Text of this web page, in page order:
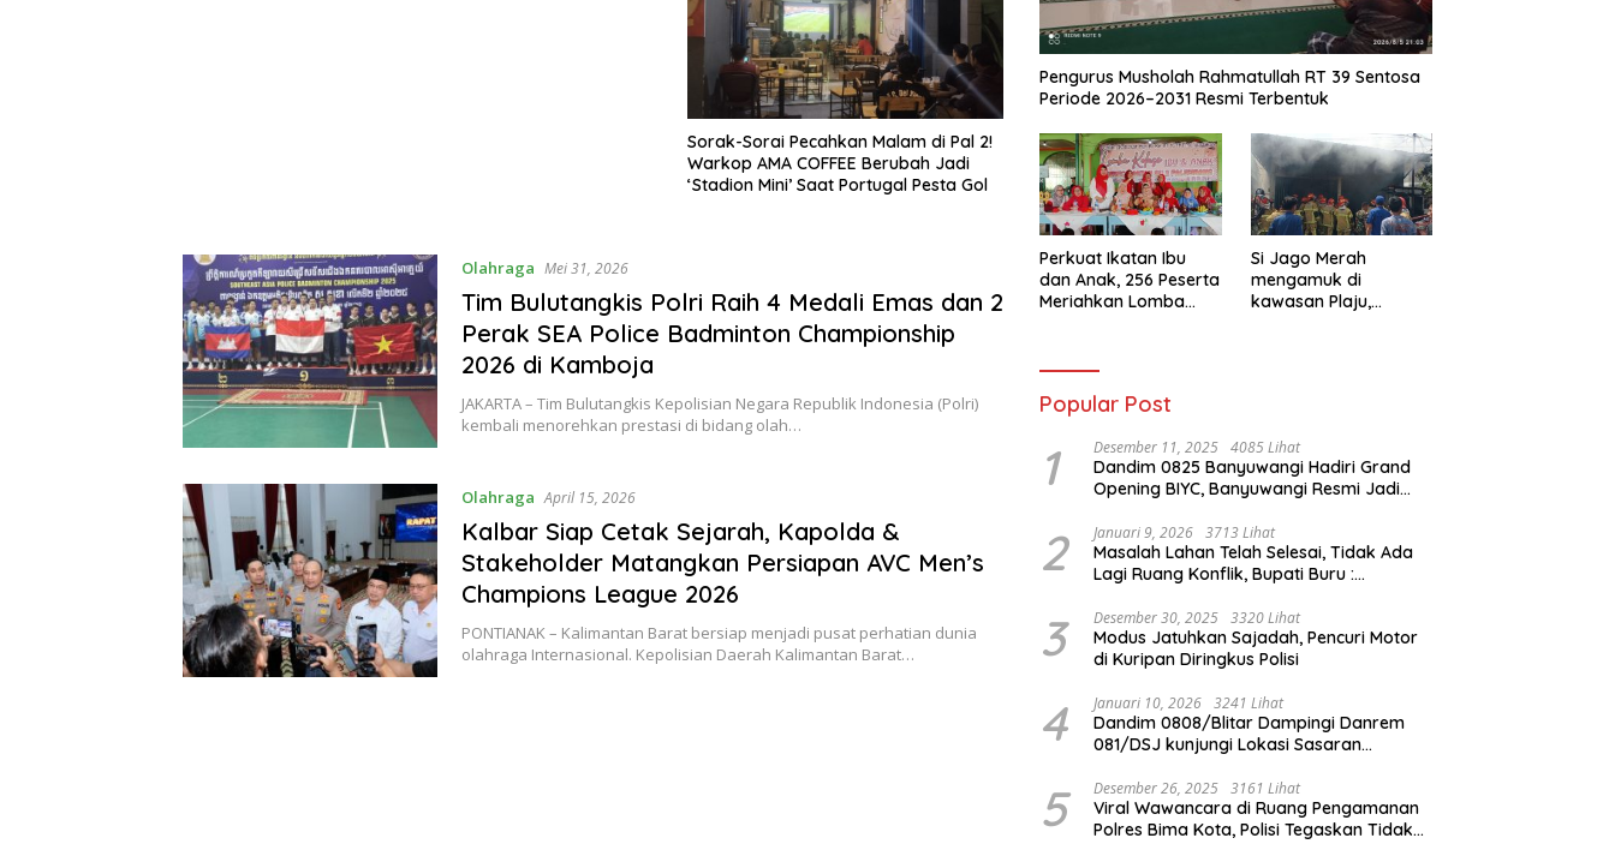
Sorak-Sorai Pecahkan Malam di Pal 2!
Warkop AMA COFFEE Berubah Jadi
‘Stadion Mini’ Saat Portugal Pesta Gol
Olahraga Mei 31, 2026
Tim Bulutangkis Polri Raih 4 Medali Emas dan 2
Perak SEA Police Badminton Championship
2026 di Kamboja
JAKARTA – Tim Bulutangkis Kepolisian Negara Republik Indonesia (Polri)
kembali menorehkan prestasi di bidang olah…
Olahraga April 15, 2026
Kalbar Siap Cetak Sejarah, Kapolda &
Stakeholder Matangkan Persiapan AVC Men’s
Champions League 2026
PONTIANAK – Kalimantan Barat bersiap menjadi pusat perhatian dunia
olahraga Internasional. Kepolisian Daerah Kalimantan Barat…
Pengurus Musholah Rahmatullah RT 39 Sentosa
Periode 2026–2031 Resmi Terbentuk
Perkuat Ikatan Ibu
dan Anak, 256 Peserta
Meriahkan Lomba
Si Jago Merah
mengamuk di
kawasan Plaju,
Popular Post
1 Desember 11, 2025 4085 Lihat
Dandim 0825 Banyuwangi Hadiri Grand
Opening BIYC, Banyuwangi Resmi Jadi
2 Januari 9, 2026 3713 Lihat
Masalah Lahan Telah Selesai, Tidak Ada
Lagi Ruang Konflik, Bupati Buru :
Januari 2026
3 Desember 30, 2025 3320 Lihat
Modus Jatuhkan Sajadah, Pencuri Motor
di Kuripan Diringkus Polisi
4 Januari 10, 2026 3241 Lihat
Dandim 0808/Blitar Dampingi Danrem
081/DSJ kunjungi Lokasi Sasaran
Blitar
5 Desember 26, 2025 3161 Lihat
Viral Wawancara di Ruang Pengamanan
Polres Bima Kota, Polisi Tegaskan Tidak